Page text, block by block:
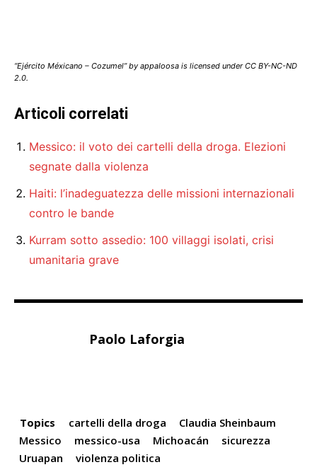
“Ejército Méxicano – Cozumel” by appaIoosa is licensed under CC BY-NC-ND
2.0.
Articoli correlati
Messico: il voto dei cartelli della droga. Elezioni
segnate dalla violenza
Haiti: l’inadeguatezza delle missioni internazionali
contro le bande
Kurram sotto assedio: 100 villaggi isolati, crisi
umanitaria grave
Paolo Laforgia
Topics cartelli della droga
Claudia Sheinbaum
Messico
messico-usa Michoacán
sicurezza
Uruapan
violenza politica